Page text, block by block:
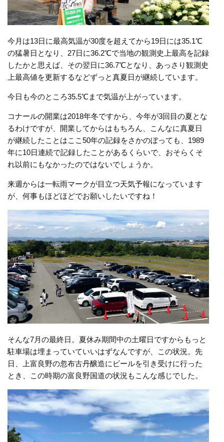
今月は13日に最高気温が30度を超えてから19日には35.1℃
の猛暑日となり、27日に36.2℃で当地の観測史上最高を記録
したかと思えば、その翌日に36.7℃となり、あっさり観測史
上最高値を更新するなどずっと真夏日が継続しています。
今日も今のところ35.5℃まで気温が上がっています。
コナールの開業は2018年冬ですから、今年が3回目の夏とな
るわけですが、開業してからはもちろん、こんなに真夏日
が継続したことはここ50年の記録をさかのぼっても、1989
年に10日連続で記録したことがあるくらいで、おそらくそ
れ以前にもなかったのではないでしょうか。
来週からは一転雨マークが目立つ天気予報になっています
が、何事もほどほどでお願いしたいですね！
そんな7月の最終日。夏休み期間中の土曜日ですからもっと
駐車場は埋まっていていいはずなんですが、この状況。先
日、上富良野の忽布古丹醸造にビールを引き受けに行った
とき、この時期の富良野国道の状況もこんな感じでした。